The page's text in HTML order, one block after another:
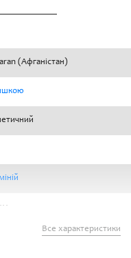
(Афганістан)
Все характеристики